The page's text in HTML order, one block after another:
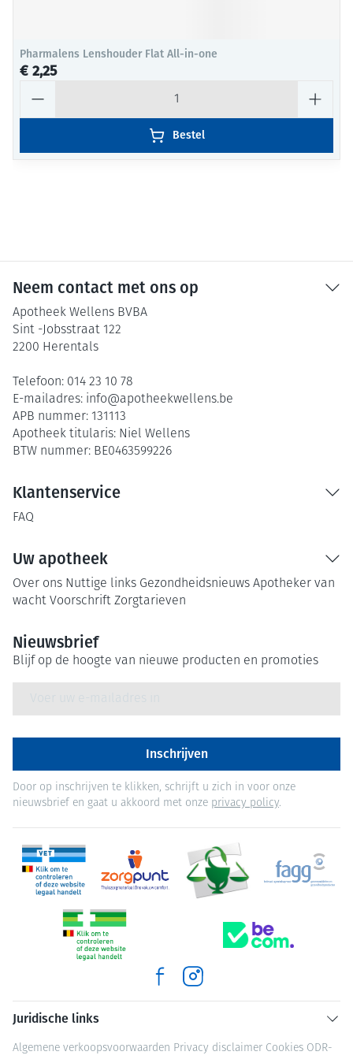
Pharmalens Lenshouder Flat All-in-one
€ 2,25
Bestel
Neem contact met ons op
Apotheek Wellens BVBA
Sint -Jobsstraat 122
2200 Herentals
Telefoon: 014 23 10 78
E-mailadres: info@apotheekwellens.be
APB nummer: 131113
Apotheek titularis: Niel Wellens
BTW nummer: BE0463599226
Klantenservice
FAQ
Uw apotheek
Over ons Nuttige links Gezondheidsnieuws Apotheker van
wacht Voorschrift Zorgtarieven
Nieuwsbrief
Blijf op de hoogte van nieuwe producten en promoties
Inschrijven
Door op inschrijven te klikken, schrijft u zich in voor onze
nieuwsbrief en gaat u akkoord met onze privacy policy.
Juridische links
Algemene verkoopsvoorwaarden Privacy disclaimer Cookies ODR-